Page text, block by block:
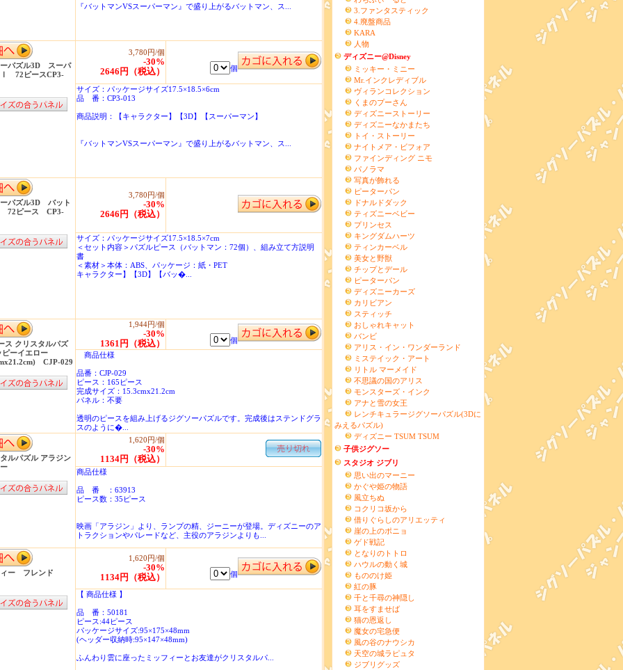
『バットマンVSスーパーマン』で盛り上がるバットマン、ス...
パズル3D スーパ
Ⅰ 72ピースCP3-
3,780円/個
-30%
2646円（税込）
個
サイズ：パッケージサイズ17.5×18.5×6cm
品 番：CP3-013
商品説明：【キャラクター】【3D】【スーパーマン】
『バットマンVSスーパーマン』で盛り上がるバットマン、ス...
パズル3D バット
72ピース CP3-
3,780円/個
-30%
2646円（税込）
サイズ：パッケージサイズ17.5×18.5×7cm
＜セット内容＞パズルピース（バットマン：72個）、組み立て方説明
書
＜素材＞本体：ABS、パッケージ：紙・PET
キャラクター】【3D】【バッ�...
ス クリスタルパズ
ピーイエロー
CJP-029
1,944円/個
-30%
1361円（税込）
個
商品仕様
品番：CJP-029
ピース：165ピース
完成サイズ：15.3cmx21.2cm
パネル：不要
透明のピースを組み上げるジグソーパズルです。完成後はステンドグラ
スのように�...
ルパズル アラジン
1,620円/個
-30%
1134円（税込）
商品仕様
品 番 ：63913
ピース数：35ピース
映画「アラジン」より、ランプの精、ジーニーが登場。ディズニーのア
トラクションやパレードなど、主役のアラジンよりも...
ィー フレンド
1,620円/個
-30%
1134円（税込）
個
【 商品仕様 】
品 番：50181
ピース:44ピース
パッケージサイズ:95×175×48mm
(ヘッダー収納時:95×147×48mm)
ふんわり雲に座ったミッフィーとお友達がクリスタルパ...
3.ファンタスティック
4.廃盤商品
KARA
人物
ディズニー@Disney
ミッキー・ミニー
Mr.インクレディブル
ヴィランコレクション
くまのプーさん
ディズニーストーリー
ディズニーなかまたち
トイ・ストーリー
ナイトメア・ビフォア
ファインディング ニモ
パノラマ
写真が飾れる
ピーターパン
ドナルドダック
ティズニーベビー
プリンセス
キングダムハーツ
ティンカーベル
美女と野獣
チップとデール
ピーターパン
ディズニーカーズ
カリビアン
スティッチ
おしゃれキャット
バンビ
アリス・イン・ワンダーランド
ミステイック・アート
リトル マーメイド
不思議の国のアリス
モンスターズ・インク
アナと雪の女王
レンチキュラージグソーパズル(3Dに
みえるパズル)
ディズニー TSUM TSUM
子供ジグソー
スタジオ ジブリ
思い出のマーニー
かぐや姫の物語
風立ちぬ
コクリコ坂から
借りぐらしのアリエッティ
崖の上のポニョ
ゲド戦記
となりのトトロ
ハウルの動く城
もののけ姫
紅の豚
千と千尋の神隠し
耳をすませば
猫の恩返し
魔女の宅急便
風の谷のナウシカ
天空の城ラピュタ
ジブリグッズ